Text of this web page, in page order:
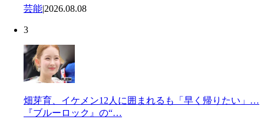
芸能|2026.08.08
3
畑芽育、イケメン12人に囲まれるも「早く帰りたい」…
『ブルーロック』の“…